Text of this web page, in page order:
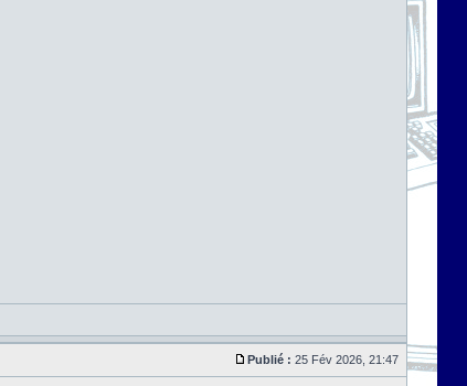
Publié : 25 Fév 2026, 21:47